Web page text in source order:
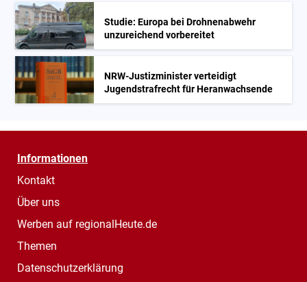
Studie: Europa bei Drohnenabwehr
unzureichend vorbereitet
NRW-Justizminister verteidigt
Jugendstrafrecht für Heranwachsende
Informationen
Kontakt
Über uns
Werben auf regionalHeute.de
Themen
Datenschutzerklärung